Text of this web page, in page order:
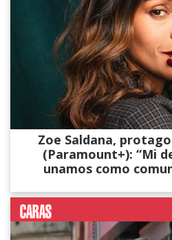
Zoe Saldana,
(Paramount+): “Mi
unamos como